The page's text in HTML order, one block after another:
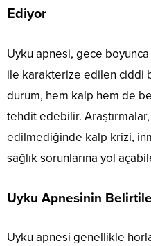
Ediyor
Uyku apnesi, gece boyunca
ile karakterize edilen ciddi
durum, hem kalp hem de
tehdit edebilir.
edilmediğinde kalp krizi,
sağlık sorunlarına yol
Uyku Apnesinin
Uyku apnesi genellikle